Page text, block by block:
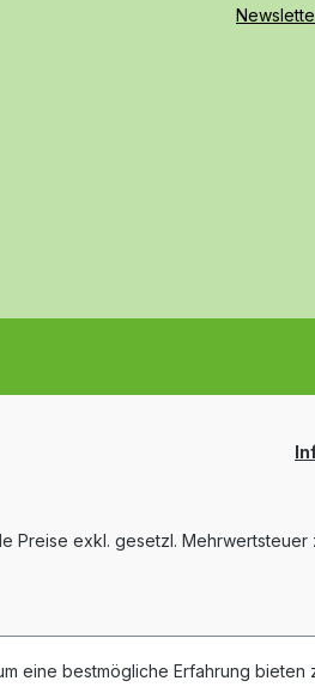
Preise exkl. gesetzl. Mehrwertsteuer
eine bestmögliche Erfahrung bieten